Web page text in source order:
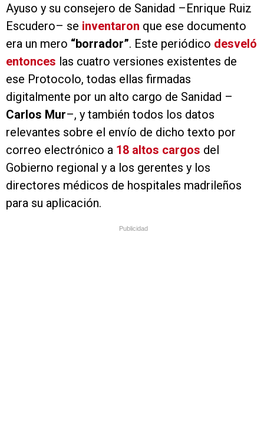
Ayuso y su consejero de Sanidad –Enrique Ruiz
Escudero– se inventaron que ese documento
era un mero “borrador”. Este periódico desveló
entonces las cuatro versiones existentes de
ese Protocolo, todas ellas firmadas
digitalmente por un alto cargo de Sanidad –
Carlos Mur–, y también todos los datos
relevantes sobre el envío de dicho texto por
correo electrónico a 18 altos cargos del
Gobierno regional y a los gerentes y los
directores médicos de hospitales madrileños
para su aplicación.
Publicidad